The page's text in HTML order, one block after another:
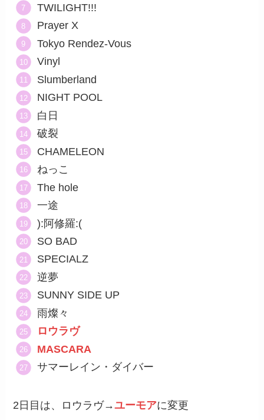
TWILIGHT!!!
Prayer X
Tokyo Rendez-Vous
Vinyl
Slumberland
NIGHT POOL
白日
破裂
CHAMELEON
ねっこ
The hole
一途
):阿修羅:(
SO BAD
SPECIALZ
逆夢
SUNNY SIDE UP
雨燦々
ロウラヴ
MASCARA
サマーレイン・ダイバー
2日目は、ロウラヴ→ユーモアに変更